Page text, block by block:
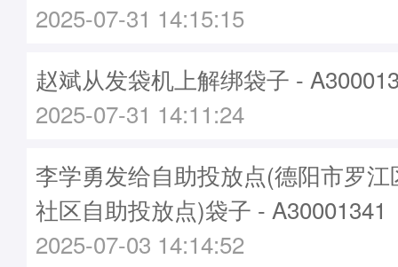
2025-07-31 14:15:15
赵斌从发袋机上解绑袋子 -
2025-07-31 14:11:24
李学勇发给自助投放点(德阳市罗
社区自助投放点)袋子 - A30001341
2025-07-03 14:14:52